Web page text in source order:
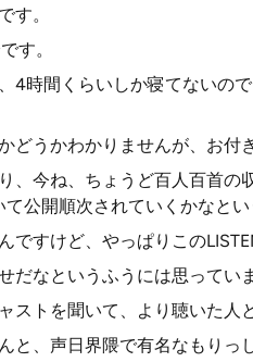
す。
す。
4時間くらいしか寝てないの
どうかわかりませんが、お付
、今ね、ちょうど百人百首
公開順次されていくかなとい
ですけど、やっぱりこの
だなというふうには思ってい
ストを聞いて、より聴いた人
と、声日界隈で有名なもりっ